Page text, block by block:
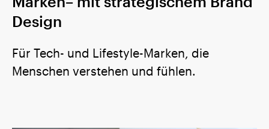
Success Stories
Design
Für Tech- und Lifestyle-Marken, die
Menschen verstehen und fühlen.